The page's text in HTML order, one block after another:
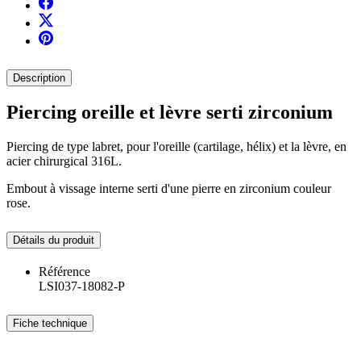
Description
Piercing oreille et lèvre serti zirconium
Piercing de type labret, pour l'oreille (cartilage, hélix) et la lèvre, en
acier chirurgical 316L.
Embout à vissage interne serti d'une pierre en zirconium couleur
rose.
Détails du produit
Référence
LSI037-18082-P
Fiche technique